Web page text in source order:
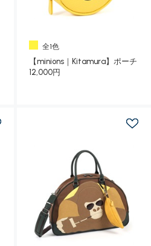
全1色
【minions｜Kitamura】ポーチ
12,000円